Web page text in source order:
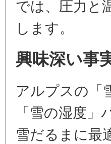
では、圧力と
します。
興味深い事
アルプスの「
「雪の湿度
雪だるまに最